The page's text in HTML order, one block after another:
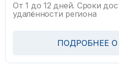
От 1 до 12 дней. Сроки
удалённости региона
ПОДРОБНЕЕ